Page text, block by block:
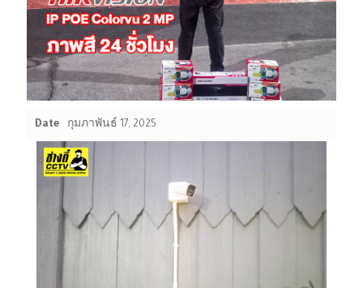
Date กุมภาพันธ์ 17, 2025